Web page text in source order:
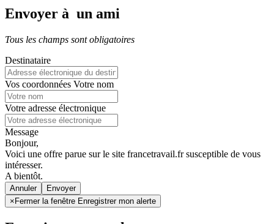
Envoyer à un ami
Tous les champs sont obligatoires
Destinataire
Vos coordonnées Votre nom
Votre adresse électronique
Message
Bonjour,
Voici une offre parue sur le site francetravail.fr susceptible de vous
intéresser.
A bientôt.
Annuler
× Fermer la fenêtre Enregistrer mon alerte